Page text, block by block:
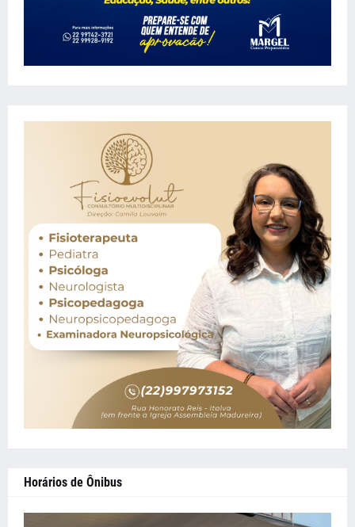
Horários de Ônibus